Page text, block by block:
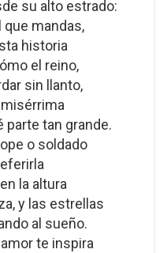
su alto estrado:
que mandas,
historia
el reino,
sin llanto,
parte tan grande.
o soldado
la altura
y las estrellas
al sueño.
te inspira